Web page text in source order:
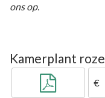
ons op.
Kamerplant roze